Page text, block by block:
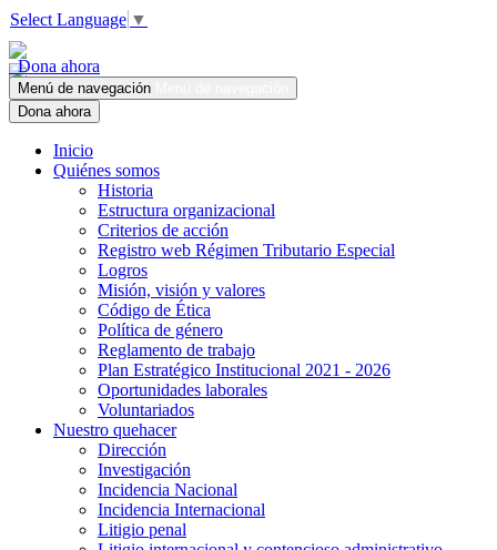
Select Language ▼
Dona ahora
Menú de navegación
Dona ahora
Inicio
Quiénes somos
Historia
Estructura organizacional
Criterios de acción
Registro web Régimen Tributario Especial
Logros
Misión, visión y valores
Código de Ética
Política de género
Reglamento de trabajo
Plan Estratégico Institucional 2021 - 2026
Oportunidades laborales
Voluntariados
Nuestro quehacer
Dirección
Investigación
Incidencia Nacional
Incidencia Internacional
Litigio penal